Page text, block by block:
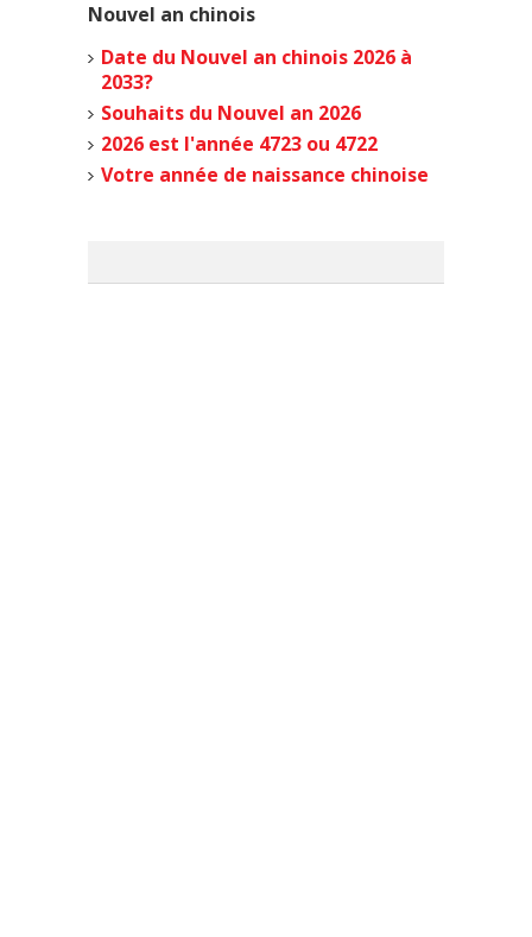
Nouvel an chinois
Date du Nouvel an chinois 2026 à
2033?
Souhaits du Nouvel an 2026
2026 est l'année 4723 ou 4722
Votre année de naissance chinoise